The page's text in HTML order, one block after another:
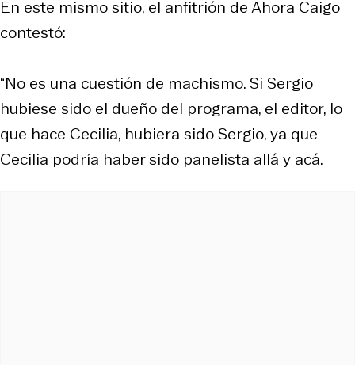
En este mismo sitio, el anfitrión de Ahora Caigo
contestó:
“No es una cuestión de machismo. Si Sergio
hubiese sido el dueño del programa, el editor, lo
que hace Cecilia, hubiera sido Sergio, ya que
Cecilia podría haber sido panelista allá y acá.